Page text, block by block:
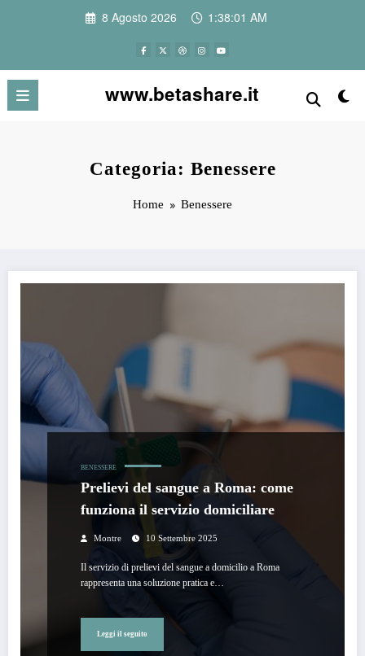
8 Agosto 2026 1:38:02 AM
www.betashare.it
Categoria: Benessere
Home Benessere
BENESSERE
Prelievi del sangue a Roma: come
funziona il servizio domiciliare
Montre 10 Settembre 2025
Il servizio di prelievi del sangue a domicilio a Roma
rappresenta una soluzione pratica e…
Leggi il seguito